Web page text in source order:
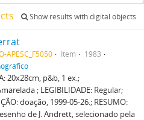
Show results with digital objects
APESC_F5050 Item
1983
20x28cm, p&b, 1 ex.;
; LEGIBILIDADE: Regular;
doação, 1999-05-26.; RESUMO:
de J. Andrett, selecionado pela